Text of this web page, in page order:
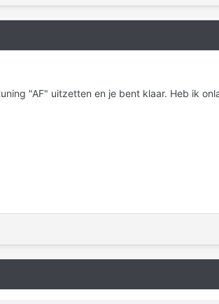
"AF" uitzetten en je bent klaar. Heb ik